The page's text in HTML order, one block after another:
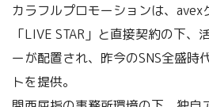
カラフルプロモーションは、avex
「LIVE STAR」と直接契約の下、
ーが配置され、昨今のSNS全盛時
トを提供。